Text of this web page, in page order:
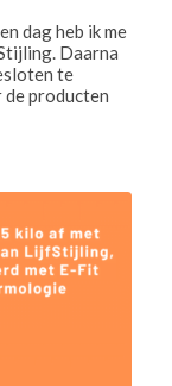
dag heb ik me
Daarna
te
de producten